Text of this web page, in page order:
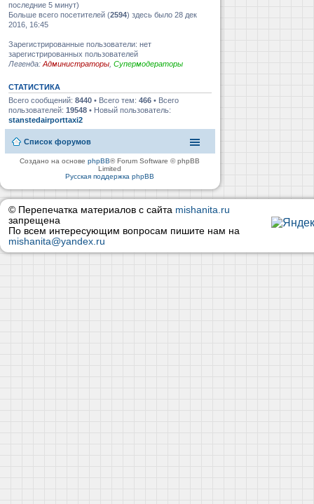
последние 5 минут)
Больше всего посетителей (2594) здесь было 28 дек
2016, 16:45
Зарегистрированные пользователи: нет
зарегистрированных пользователей
Легенда: Администраторы Супермодераторы
СТАТИСТИКА
Всего сообщений: 8440 • Всего тем: 466 • Всего
пользователей: 19548 • Новый пользователь:
stanstedairporttaxi2
Список форумов
Создано на основеphpBB® Forum Software © phpBB
Limited
Русская поддержка phpBB
© Перепечатка материалов с сайта mishanita.ru
запрещена
По всем интересующим вопросам пишите нам на
mishanita@yandex.ru